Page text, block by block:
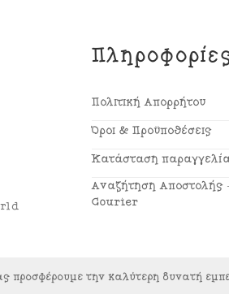
Πολιτική Απορρήτου
Όροι & Προϋποθέσεις
Κατάσταση
Αναζήτηση Αποστολής
Courier
προσφέρουμε την καλύτερη δυνατή